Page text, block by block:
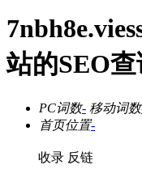
站的SEO
PC词数- 移动词数
首页位置-
收录 反链